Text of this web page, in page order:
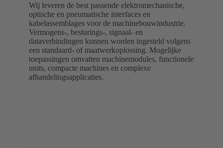
Wij leveren de best passende elektromechanische,
optische en pneumatische interfaces en
kabelassemblages voor de machinebouwindustrie.
Vermogens-, besturings-, signaal- en
dataverbindingen kunnen worden ingesteld volgens
een standaard- of maatwerkoplossing. Mogelijke
toepassingen omvatten machinemodules, functionele
units, compacte machines en complexe
afhandelingsapplicaties.